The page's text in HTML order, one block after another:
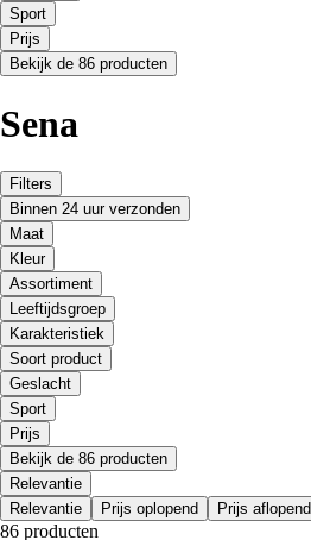
Sport
Prijs
Bekijk de 86 producten
Sena
Filters
Binnen 24 uur verzonden
Maat
Kleur
Assortiment
Leeftijdsgroep
Karakteristiek
Soort product
Geslacht
Sport
Prijs
Bekijk de 86 producten
Relevantie
Relevantie
Prijs oplopend Prijs aflopend
86 producten